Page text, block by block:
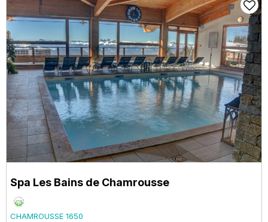
Spa Les Bains de Chamrousse
CHAMROUSSE 1650